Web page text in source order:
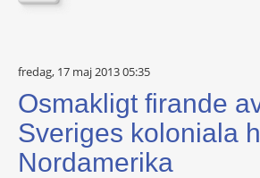
fredag, 17 maj 2013 05:35
Osmakligt firande
Sveriges koloniala
Nordamerika